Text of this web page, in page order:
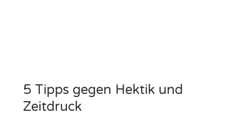
5 Tipps gegen Hektik und
Zeitdruck